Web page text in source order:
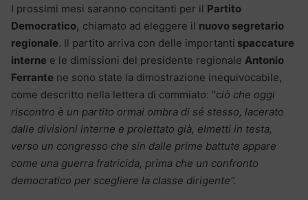
I prossimi mesi saranno concitanti per il Partito
Democratico, chiamato ad eleggere il nuovo segretario
regionale. Il partito arriva con delle importanti spaccature
interne e le dimissioni del presidente regionale Antonio
Ferrante ne sono state la dimostrazione inequivocabile,
come descritto nella lettera di commiato: “ciò che oggi
riscontro è un partito ormai ombra di sé stesso, lacerato
dalle divisioni interne e proiettato già, elmetti in testa,
verso un congresso che sin dalle prime battute appare
come una guerra fratricida, prima che un confronto
democratico per scegliere la classe dirigente”.